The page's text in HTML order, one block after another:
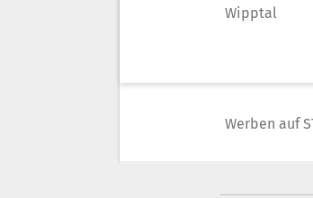
Wipptal
Werben auf